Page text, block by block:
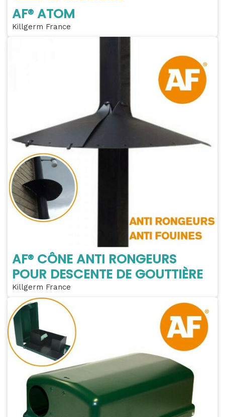
AF® ATOM
Killgerm France
AF® CÔNE ANTI RONGEURS
POUR DESCENTE DE GOUTTIÈRE
Killgerm France